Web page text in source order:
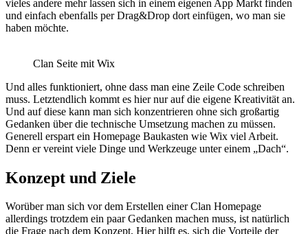
vieles andere mehr lassen sich in einem eigenen App Markt finden
und einfach ebenfalls per Drag&Drop dort einfügen, wo man sie
haben möchte.
Clan Seite mit Wix
Und alles funktioniert, ohne dass man eine Zeile Code schreiben
muss. Letztendlich kommt es hier nur auf die eigene Kreativität an.
Und auf diese kann man sich konzentrieren ohne sich großartig
Gedanken über die technische Umsetzung machen zu müssen.
Generell erspart ein Homepage Baukasten wie Wix viel Arbeit.
Denn er vereint viele Dinge und Werkzeuge unter einem „Dach“.
Konzept und Ziele
Worüber man sich vor dem Erstellen einer Clan Homepage
allerdings trotzdem ein paar Gedanken machen muss, ist natürlich
die Frage nach dem Konzept. Hier hilft es, sich die Vorteile der